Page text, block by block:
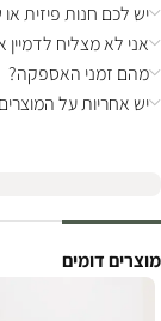
יש לכם חנות פיזית או
אני לא מצליח לדמיין
מהם זמני האספקה?
יש אחריות על
מוצרים דומים